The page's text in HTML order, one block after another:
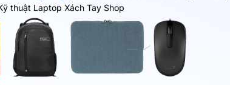
thuật Laptop Xách Tay Shop